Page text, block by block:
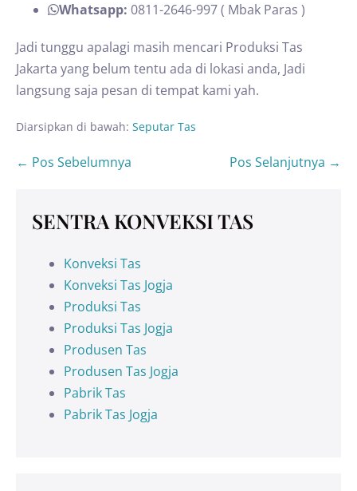
Whatsapp: 0811-2646-997 ( Mbak Paras )
Jadi tunggu apalagi masih mencari Produksi Tas
Jakarta yang belum tentu ada di lokasi anda, Jadi
langsung saja pesan di tempat kami yah.
Diarsipkan di bawah: Seputar Tas
← Pos Sebelumnya Pos Selanjutnya →
SENTRA KONVEKSI TAS
Konveksi Tas
Konveksi Tas Jogja
Produksi Tas
Produksi Tas Jogja
Produsen Tas
Produsen Tas Jogja
Pabrik Tas
Pabrik Tas Jogja